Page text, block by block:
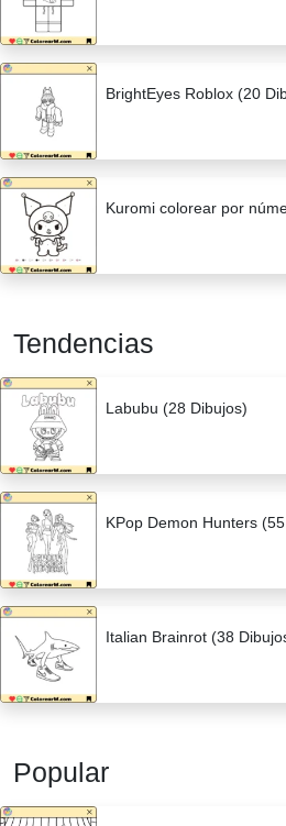
BrightEyes Roblox (20
Kuromi colorear por
Tendencias
Labubu (28 Dibujos)
KPop Demon Hunters
Italian Brainrot (38
Popular